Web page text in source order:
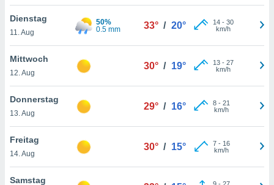
Profil zu
Ihnen
Inhalte
finden
. Sie
jederzeit
Sie
Dienstag
11. Aug
50%
0.5 mm
33° / 20° 14- 30
km/h
Mittwoch
12. Aug
30° / 19° 13- 27
km/h
Donnerstag
13. Aug
29° / 16° 8- 21
km/h
Freitag
14. Aug
30° / 15° 7- 16
km/h
Samstag 9- 27